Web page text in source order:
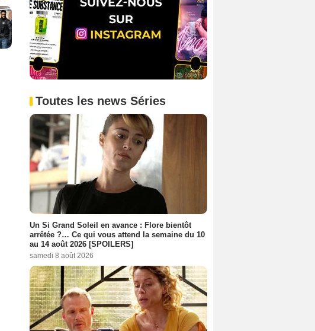
Toutes les news Séries
Un Si Grand Soleil en avance : Flore bientôt
arrêtée ?… Ce qui vous attend la semaine du 10
au 14 août 2026 [SPOILERS]
samedi 8 août 2026